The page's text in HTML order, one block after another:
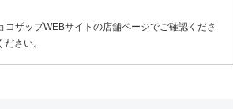
ザップWEBサイトの店舗ページでご確認くださ
さい。